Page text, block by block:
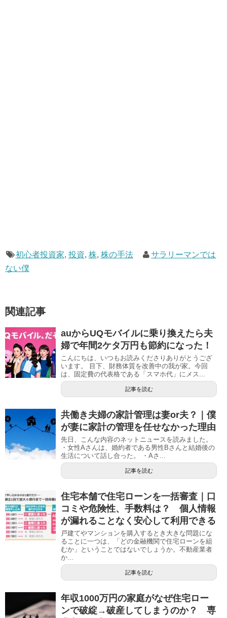
初心者投資家, 投資, 株, 株の手法
サラリーマンでは
ない僕
関連記事
auからUQモバイルに乗り換えたら夫
婦で年間2ケタ万円も節約になった！
こんにちは、いつもお読みくださりありがとうござ
います。 目下、財務体質を改善中の我が家。今回
は、固定費の代表格である「スマホ代」にメス...
記事を読む
共働き夫婦の家計管理は妻or夫？｜僕
が妻に家計の管理を任せなかった理由
先日、こんな内容のネットニュースを読みました。
・女性Aさんは、婚約者である男性Bさんと結婚後の
生活について話し合った。 ・Aさ...
記事を読む
住宅本舗で住宅ローンを一括審査｜口
コミや危険性、手数料は？ 個人情報
が漏れることなく安心して利用できる
戸建てやマンションを購入するとき大きな問題にな
ることに一つは、「どの金融機関で住宅ローンを組
むか」ということではないでしょうか。不動産業者
か...
記事を読む
年収1000万円の家庭がなぜ住宅ロー
ンで破綻→破産してしまうのか？ 専